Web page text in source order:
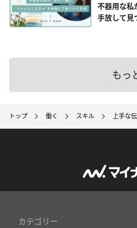
不器用な私
手放して見
もっ
トップ 働く スキル 上手な
カテゴリー